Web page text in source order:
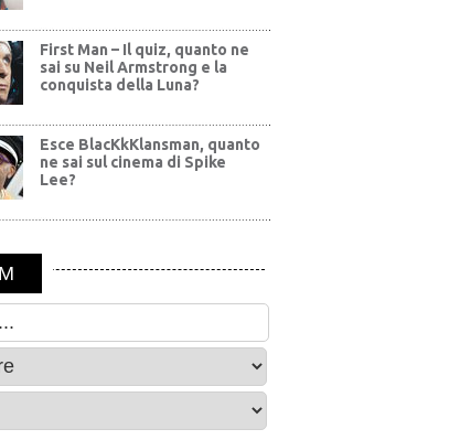
First Man – Il quiz, quanto ne
sai su Neil Armstrong e la
conquista della Luna?
Esce BlacKkKlansman, quanto
ne sai sul cinema di Spike
Lee?